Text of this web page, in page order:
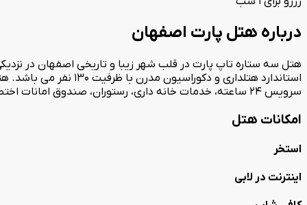
درباره هتل پارت اصفهان
استاندارد هتلداری و
سرویس 24 ساعته، خدمات خانه داری، رستوران، صندوق امانات اختصاصی به همراه کادری مجرب آماده پذیرایی از میهمانان عزیز خود می باشد.
امکانات هتل
استخر
اینترنت در لابی